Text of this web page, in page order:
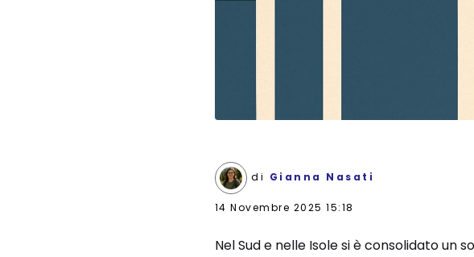
di Gianna Nasati
14 Novembre 2025 15:18
Nel Sud e nelle Isole si è consolidato un